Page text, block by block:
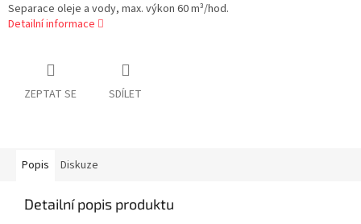
Separace oleje a vody, max. výkon 60 m³/hod.
Detailní informace
ZEPTAT SE SDÍLET
Popis Diskuze
Detailní popis produktu